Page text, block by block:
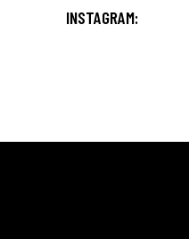
INSTAGRAM: